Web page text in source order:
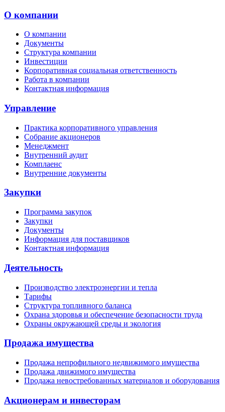
О компании
О компании
Документы
Структура компании
Инвестиции
Корпоративная социальная ответственность
Работа в компании
Контактная информация
Управление
Практика корпоративного управления
Собрание акционеров
Менеджмент
Внутренний аудит
Комплаенс
Внутренние документы
Закупки
Программа закупок
Закупки
Документы
Информация для поставщиков
Контактная информация
Деятельность
Производство электроэнергии и тепла
Тарифы
Структура топливного баланса
Охрана здоровья и обеспечение безопасности труда
Охраны окружающей среды и экология
Продажа имущества
Продажа непрофильного недвижимого имущества
Продажа движимого имущества
Продажа невостребованных материалов и оборудования
Акционерам и инвесторам